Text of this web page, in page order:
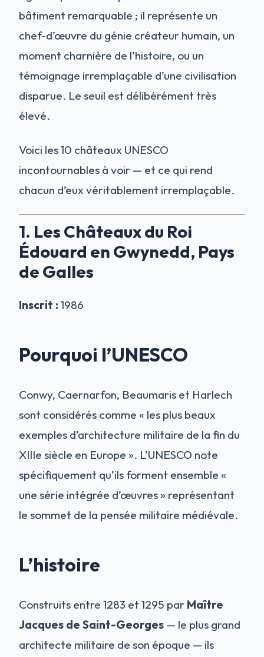
bâtiment remarquable ; il représente un
chef-d’œuvre du génie créateur humain, un
moment charnière de l’histoire, ou un
témoignage irremplaçable d’une civilisation
disparue. Le seuil est délibérément très
élevé.
Voici les 10 châteaux UNESCO
incontournables à voir — et ce qui rend
chacun d’eux véritablement irremplaçable.
1. Les Châteaux du Roi
Édouard en Gwynedd, Pays
de Galles
Inscrit : 1986
Pourquoi l’UNESCO
Conwy, Caernarfon, Beaumaris et Harlech
sont considérés comme « les plus beaux
exemples d’architecture militaire de la fin du
XIIIe siècle en Europe ». L’UNESCO note
spécifiquement qu’ils forment ensemble «
une série intégrée d’œuvres » représentant
le sommet de la pensée militaire médiévale.
L’histoire
Construits entre 1283 et 1295 par Maître
Jacques de Saint-Georges — le plus grand
architecte militaire de son époque — ils